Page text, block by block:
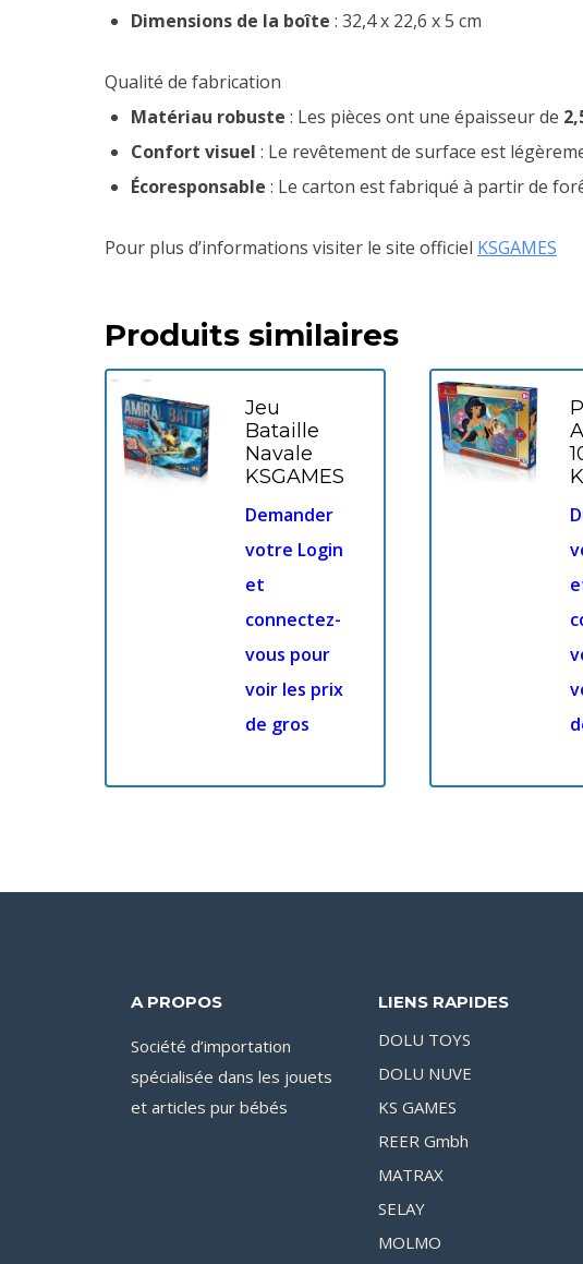
Dimensions de la boîte : 32,4 x 22,6 x 5 cm
Qualité de fabrication
Matériau robuste : Les pièces ont une épaisseur de
Confort visuel : Le revêtement de surface est
Écoresponsable : Le carton est fabriqué à partir de
Pour plus d’informations visiter le site officiel KSGAMES
Produits similaires
Jeu
Bataille
Navale
KSGAMES
Demander
votre Login
et
connectez-
vous pour
voir les prix
de gros
A PROPOS
Société d’importation
spécialisée dans les jouets
et articles pur bébés
LIENS RAPIDES
DOLU TOYS
DOLU NUVE
KS GAMES
REER Gmbh
MATRAX
SELAY
MOLMO